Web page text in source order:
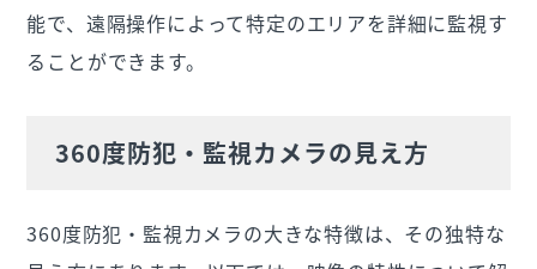
能で、遠隔操作によって特定のエリアを詳細に監視す
ることができます。
360度防犯・監視カメラの見え方
360度防犯・監視カメラの大きな特徴は、その独特な